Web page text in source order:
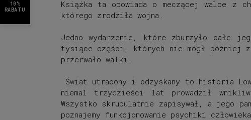
Książka ta opowiada o meczącej walce z
którego zrodziła wojna.
Jedno wydarzenie, które zburzyło całe
tysiące części, których nie mógł później
przerwało walki.
Świat utracony i odzyskany to historia
niemal trzydzieści lat prowadził
Wszystko skrupulatnie zapisywał, a jego
poznajemy funkcjonowanie psychiki człowieka
10%
RABATU